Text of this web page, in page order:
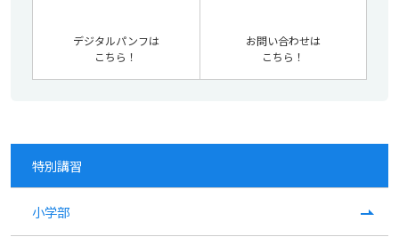
デジタルパンフは
こちら！
お問い合わせは
こちら！
特別講習
小学部